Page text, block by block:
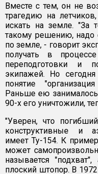
Вместе с тем, он не
трагедию на
искать на земле. "За
такому решению, надо
по земле, - говорит
получать в
переподготовки и
экипажей. Но
понятие
Раньше ею
90-х его уничтожили,
"Уверен, что
конструктивные и
имеет Ту-154. К
может
называется
плоский штопор. В